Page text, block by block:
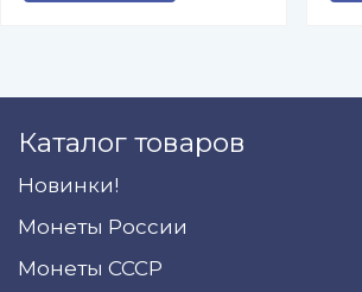
Каталог товаров
Новинки!
Монеты России
Монеты СССР